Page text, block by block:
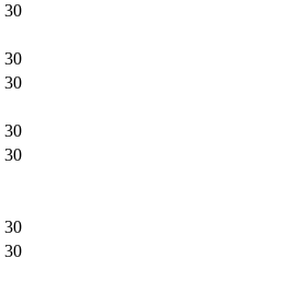
30
30
30
30
30
30
30